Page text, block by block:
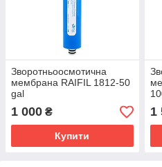
Зворотньоосмотична
мембрана RAIFIL 1812-50
gal
1 000 ₴
Купити
1